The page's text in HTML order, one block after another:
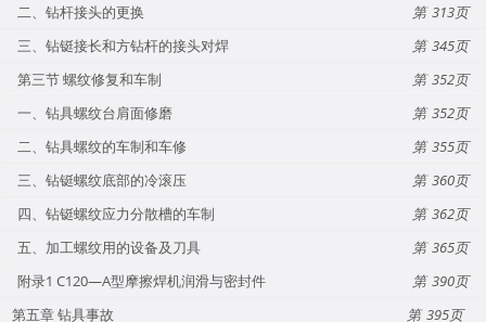
二、钻杆接头的更换
313
三、钻铤接长和方钻杆的接头对焊
345
第三节 螺纹修复和车制
352
一、钻具螺纹台肩面修磨
352
二、钻具螺纹的车制和车修
355
三、钻铤螺纹底部的冷滚压
360
四、钻铤螺纹应力分散槽的车制
362
五、加工螺纹用的设备及刀具
365
附录1 C120—A型摩擦焊机润滑与密封件
390
第五章 钻具事故
395